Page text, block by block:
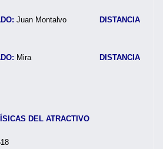
Juan Montalvo
DISTANCIA
Mira
DISTANCIA
DEL ATRACTIVO